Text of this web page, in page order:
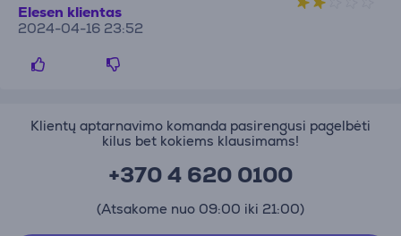
Elesen klientas
2024-04-16 23:52
Klientų aptarnavimo komanda pasirengusi pagelbėti
kilus bet kokiems klausimams!
+370 4 620 0100
(Atsakome nuo 09:00 iki 21:00)